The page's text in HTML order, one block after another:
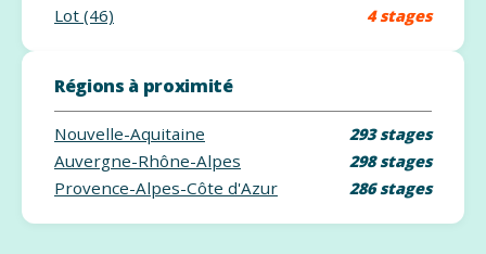
Lot (46) 4 stages
Régions à proximité
Nouvelle-Aquitaine 293 stages
Auvergne-Rhône-Alpes 298 stages
Provence-Alpes-Côte d'Azur 286 stages